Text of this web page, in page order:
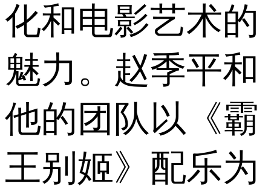
化和电影艺术的
魅力。赵季平和
他的团队以《霸
王别姬》配乐为